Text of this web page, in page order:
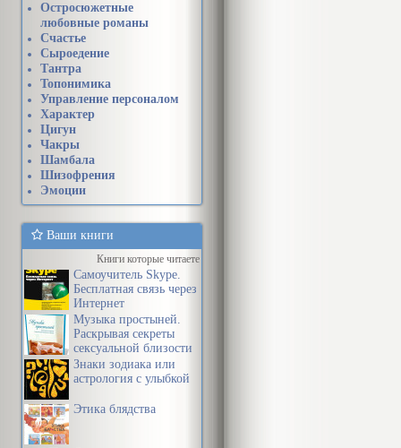
Остросюжетные
любовные романы
Счастье
Сыроедение
Тантра
Топонимика
Управление персоналом
Характер
Цигун
Чакры
Шамбала
Шизофрения
Эмоции
Ваши книги
Книги которые читаете
Самоучитель Skype.
Бесплатная связь через
Интернет
Музыка простыней.
Раскрывая секреты
сексуальной близости
в браке
Знаки зодиака или
астрология с улыбкой
Этика блядства